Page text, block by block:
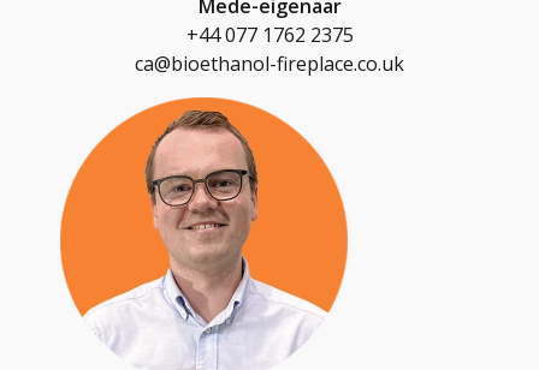
Mede-eigenaar
+44 077 1762 2375
ca@bioethanol-fireplace.co.uk